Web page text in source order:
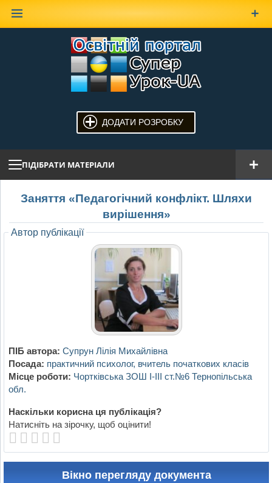
ДОДАТИ РОЗРОБКУ
ПІДІБРАТИ МАТЕРІАЛИ
Заняття «Педагогічний конфлікт. Шляхи
вирішення»
Автор публікації
ПІБ автора: Супрун Лілія Михайлівна
Посада: практичний психолог, вчитель початкових класів
Місце роботи: Чортківська ЗОШ І-ІІІ ст.№6 Тернопільська
обл.
Наскільки корисна ця публікація?
Натисніть на зірочку, щоб оцінити!
Вікно перегляду документа